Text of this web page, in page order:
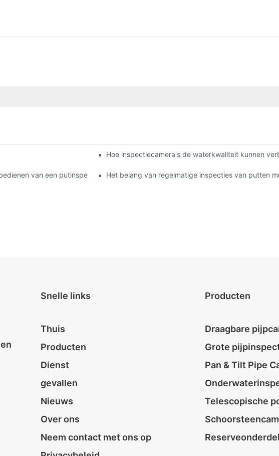
tools voor professionals Hoe inspectiecamera's de waterkwaliteit kunnen
van een putinspectiecameraHet belang van regelmatige inspecties van putten
Snelle links
Thuis
Producten
Dienst
gevallen
Nieuws
Over ons
Neem contact met ons op
Producten
Draagbare
Grote
Pan & Tilt Pipe
Telescopische